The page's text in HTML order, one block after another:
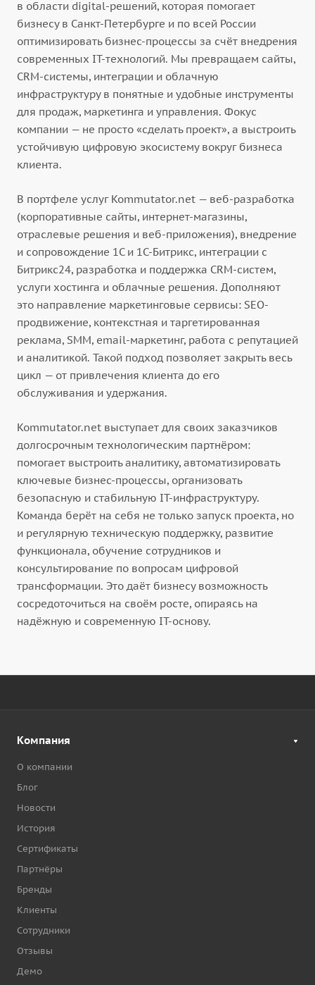
в области digital-решений, которая помогает
бизнесу в Санкт-Петербурге и по всей России
оптимизировать бизнес-процессы за счёт внедрения
современных IT-технологий. Мы превращаем сайты,
CRM-системы, интеграции и облачную
инфраструктуру в понятные и удобные инструменты
для продаж, маркетинга и управления. Фокус
компании — не просто «сделать проект», а выстроить
устойчивую цифровую экосистему вокруг бизнеса
клиента.
В портфеле услуг Kommutator.net — веб-разработка
(корпоративные сайты, интернет-магазины,
отраслевые решения и веб-приложения), внедрение
и сопровождение 1С и 1С-Битрикс, интеграции с
Битрикс24, разработка и поддержка CRM-систем,
услуги хостинга и облачные решения. Дополняют
это направление маркетинговые сервисы: SEO-
продвижение, контекстная и таргетированная
реклама, SMM, email-маркетинг, работа с репутацией
и аналитикой. Такой подход позволяет закрыть весь
цикл — от привлечения клиента до его
обслуживания и удержания.
Kommutator.net выступает для своих заказчиков
долгосрочным технологическим партнёром:
помогает выстроить аналитику, автоматизировать
ключевые бизнес-процессы, организовать
безопасную и стабильную IT-инфраструктуру.
Команда берёт на себя не только запуск проекта, но
и регулярную техническую поддержку, развитие
функционала, обучение сотрудников и
консультирование по вопросам цифровой
трансформации. Это даёт бизнесу возможность
сосредоточиться на своём росте, опираясь на
надёжную и современную IT-основу.
Компания
О компании
Блог
Новости
История
Сертификаты
Партнёры
Бренды
Клиенты
Сотрудники
Отзывы
Демо